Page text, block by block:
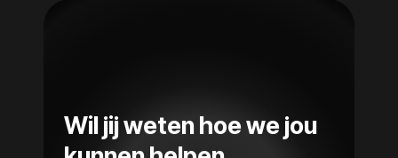
Wil jij weten hoe we jou